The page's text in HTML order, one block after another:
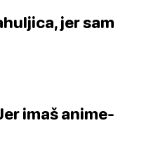
jer sam
imaš anime-